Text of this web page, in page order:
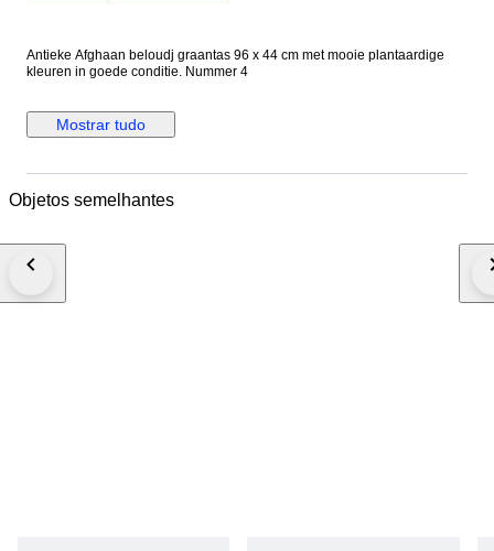
Antieke Afghaan beloudj graantas 96 x 44 cm met mooie plantaardige
kleuren in goede conditie. Nummer 4
Mostrar tudo
Objetos semelhantes